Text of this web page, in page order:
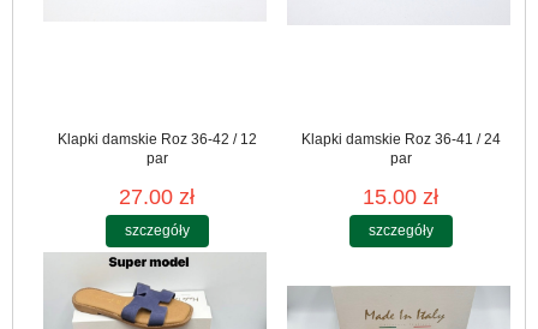
Klapki damskie Roz 36-42 / 12
par
27.00 zł
szczegóły
Klapki damskie Roz 36-41 / 24
par
15.00 zł
szczegóły